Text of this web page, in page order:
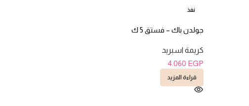
نفذ
جولدن باك – فستق 5 ك
كريمة اسبريد
4.060 EGP
قراءة المزيد